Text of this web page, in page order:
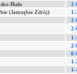
Biała
2-
(Jastrzębie Zdrój)
1-
2-
2-
1-
2-
0-
1-
1-